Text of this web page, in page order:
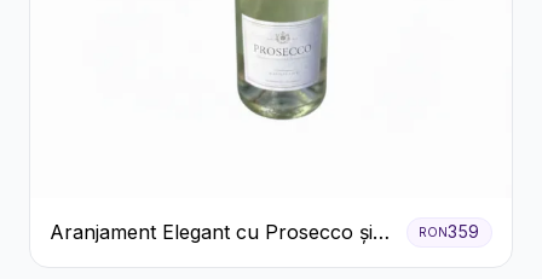
Aranjament Elegant cu Prosecco și
Flori Galbene.
RON359